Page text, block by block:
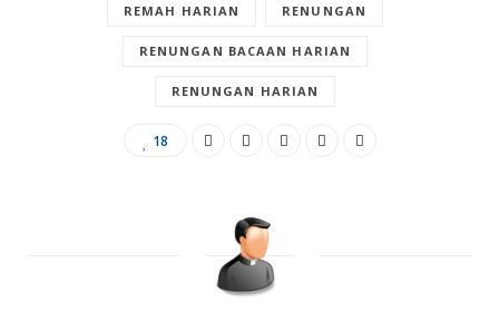
REMAH HARIAN RENUNGAN
RENUNGAN BACAAN HARIAN
RENUNGAN HARIAN
18